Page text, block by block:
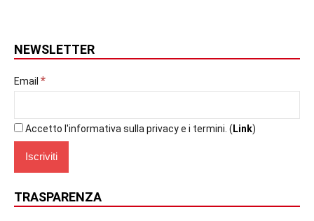
NEWSLETTER
Email *
Accetto l'informativa sulla privacy e i termini. ( Link)
TRASPARENZA